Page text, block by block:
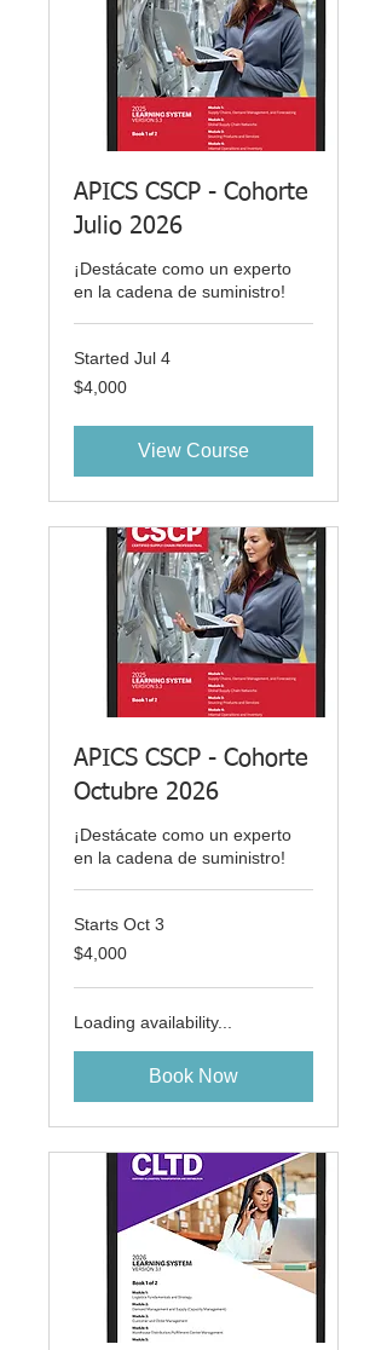
APICS CSCP - Cohorte
Julio 2026
¡Destácate como un experto
en la cadena de suministro!
Started Jul 4
4,000
US
$4,000
View Course
APICS CSCP - Cohorte
Octubre 2026
¡Destácate como un experto
en la cadena de suministro!
Starts Oct 3
4,000
US
$4,000
Loading availability...
Book Now